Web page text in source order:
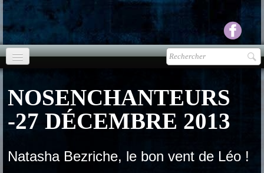
agenda
Presse
Ecouter Voir ▼
NOSENCHANTEURS
-27 DÉCEMBRE 2013
Natasha Bezriche, le bon vent de Léo !